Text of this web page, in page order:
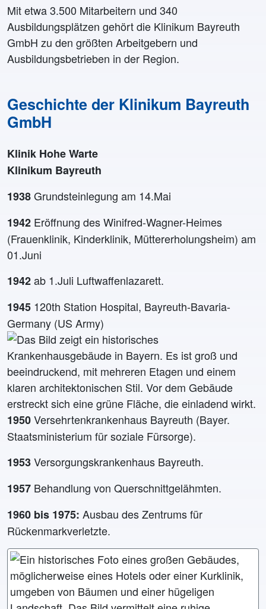
Mit etwa 3.500 Mitarbeitern und 340
Ausbildungsplätzen gehört die Klinikum Bayreuth
GmbH zu den größten Arbeitgebern und
Ausbildungsbetrieben in der Region.
Geschichte der Klinikum Bayreuth
GmbH
Klinik Hohe Warte
Klinikum Bayreuth
1938Grundsteinlegung am 14.Mai
1942 Eröffnung des Winifred-Wagner-Heimes
(Frauenklinik, Kinder­klinik, Müttererholungsheim) am
01.Juni
1942ab 1.Juli Luftwaffenlazarett.
1945 120th Station Hospital, Bayreuth-Bavaria-
Germany (US Army)
1950Versehrtenkrankenhaus Bayreuth (Bayer.
Staatsministerium für soziale Fürsorge).
1953Versorgungskrankenhaus Bayreuth.
1957 Behandlung von Querschnittgelähmten.
1960 bis 1975: Ausbau des Zentrums für
Rückenmarkverletzte.